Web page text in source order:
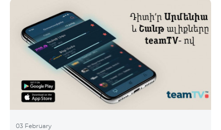
2500 драм/минута Исходящие звонки локальные –
500 драм/минута SMS – 250 драм Интернет – 7000
драм/МБ Список стран: Бермудские острова,
Буркина-Фасо, Кабо-Верде, Куба, Эквоториальная
Гвинея, Эфиопия, Гамбия, Гвинея, Мадага
03 February